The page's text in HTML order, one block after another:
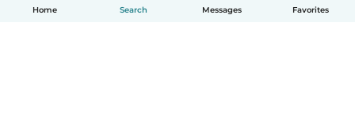
Home Search Messages Favorites